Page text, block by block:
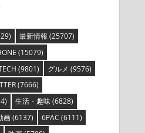
最新情報 (25707)
(15079)
(9801) グルメ (9576)
(7666)
生活・趣味(6828)
画(6137) 6PAC (6111)